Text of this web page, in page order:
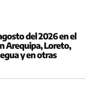
del 2026 en el
Arequipa, Loreto,
y en otras